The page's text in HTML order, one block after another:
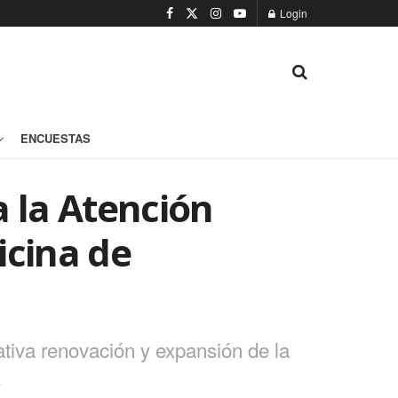
Login
ENCUESTAS
la Atención
de
renovación y expansión de la